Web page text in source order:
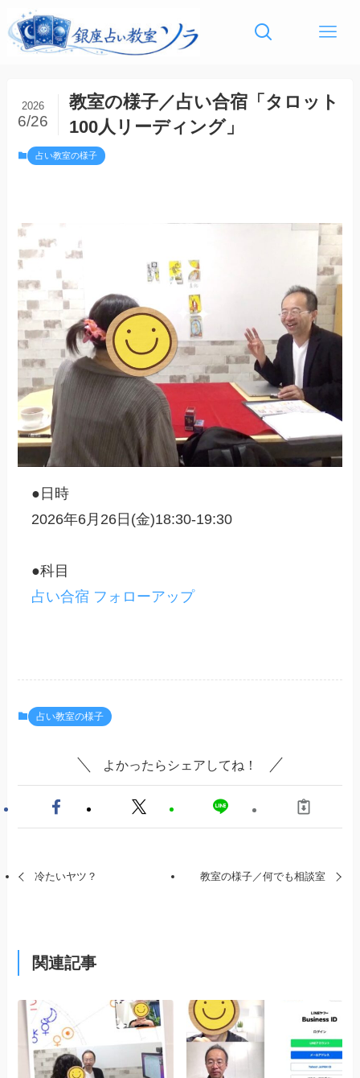
教室の様子／占い合宿「タロット
100人リーディング」
2026
6/26
占い教室の様子
●日時
2026年6月26日(金)18:30-19:30
●科目
占い合宿 フォローアップ
占い教室の様子
よかったらシェアしてね！
冷たいヤツ？ 教室の様子／何でも相談室
関連記事